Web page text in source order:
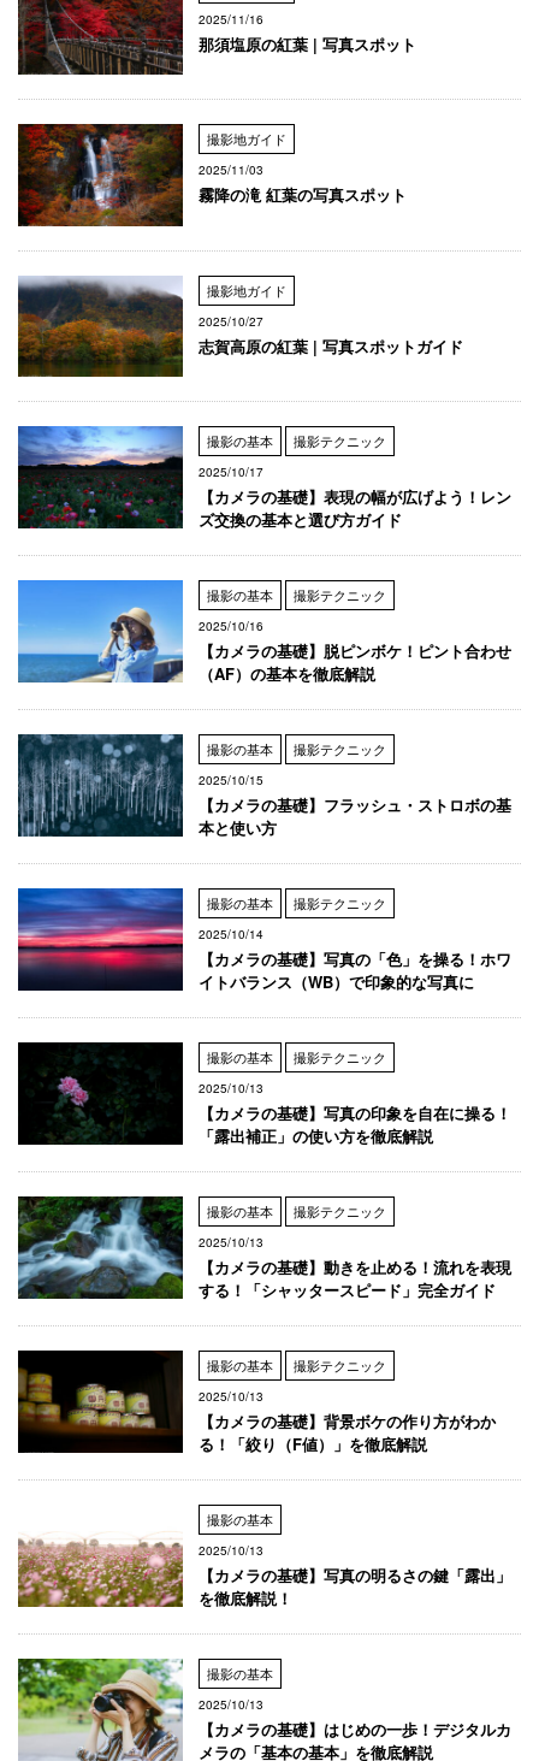
2025/11/16
那須塩原の紅葉 | 写真スポット
撮影地ガイド
2025/11/03
霧降の滝 紅葉の写真スポット
撮影地ガイド
2025/10/27
志賀高原の紅葉 | 写真スポットガイド
撮影の基本 撮影テクニック
2025/10/17
【カメラの基礎】表現の幅が広げよう！レン
ズ交換の基本と選び方ガイド
撮影の基本 撮影テクニック
2025/10/16
【カメラの基礎】脱ピンボケ！ピント合わせ
（AF）の基本を徹底解説
撮影の基本 撮影テクニック
2025/10/15
【カメラの基礎】フラッシュ・ストロボの基
本と使い方
撮影の基本 撮影テクニック
2025/10/14
【カメラの基礎】写真の「色」を操る！ホワ
イトバランス（WB）で印象的な写真に
撮影の基本 撮影テクニック
2025/10/13
【カメラの基礎】写真の印象を自在に操る！
「露出補正」の使い方を徹底解説
撮影の基本 撮影テクニック
2025/10/13
【カメラの基礎】動きを止める！流れを表現
する！「シャッタースピード」完全ガイド
撮影の基本 撮影テクニック
2025/10/13
【カメラの基礎】背景ボケの作り方がわか
る！「絞り（F値）」を徹底解説
撮影の基本
2025/10/13
【カメラの基礎】写真の明るさの鍵「露出」
を徹底解説！
撮影の基本
2025/10/13
【カメラの基礎】はじめの一歩！デジタルカ
メラの「基本の基本」を徹底解説